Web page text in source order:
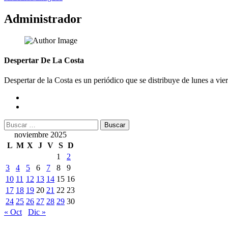
de
entradas
Administrador
Despertar De La Costa
Despertar de la Costa es un periódico que se distribuye de lunes a
Buscar:
noviembre 2025
L M X J V S D
1
2
3
4 5 6 7 8
9
10 11 12 13 14 15 16
17 18 19 20 21 22 23
24 25 26 27 28 29 30
« Oct
Dic »